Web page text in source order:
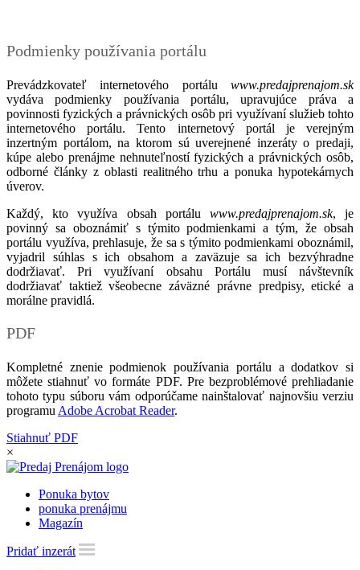
Podmienky používania portálu
Prevádzkovateľ internetového portálu www.predajprenajom.sk
vydáva podmienky používania portálu, upravujúce práva a
povinnosti fyzických a právnických osôb pri využívaní služieb tohto
internetového portálu. Tento internetový portál je verejným
inzertným portálom, na ktorom sú uverejnené inzeráty o predaji,
kúpe alebo prenájme nehnuteľností fyzických a právnických osôb,
odborné články z oblasti realitného trhu a ponuka hypotekárnych
úverov.
Každý, kto využíva obsah portálu www.predajprenajom.sk, je
povinný sa oboznámiť s týmito podmienkami a tým, že obsah
portálu využíva, prehlasuje, že sa s týmito podmienkami oboznámil,
vyjadril súhlas s ich obsahom a zaväzuje sa ich bezvýhradne
dodržiavať. Pri využívaní obsahu Portálu musí návštevník
dodržiavať taktiež všeobecne záväzné právne predpisy, etické a
morálne pravidlá.
PDF
Kompletné znenie podmienok používania portálu a dodatkov si
môžete stiahnuť vo formáte PDF. Pre bezproblémové prehliadanie
tohoto typu súboru vám odporúčame nainštalovať najnovšiu verziu
programu Adobe Acrobat Reader.
Stiahnuť PDF
×
Ponuka bytov
ponuka prenájmu
Magazín
Pridať inzerát